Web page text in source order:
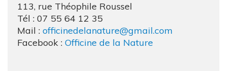
113, rue Théophile Roussel
Tél : 07 55 64 12 35
Mail : officinedelanature@gmail.com
Facebook : Officine de la Nature